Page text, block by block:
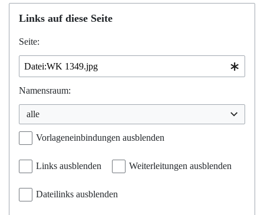
Wechseln zu:Navigation,Suche
Links auf diese Seite
Seite:
Namensraum:
alle
Vorlageneinbindungen ausblenden
Links ausblenden Weiterleitungen ausblenden
Dateilinks ausblenden